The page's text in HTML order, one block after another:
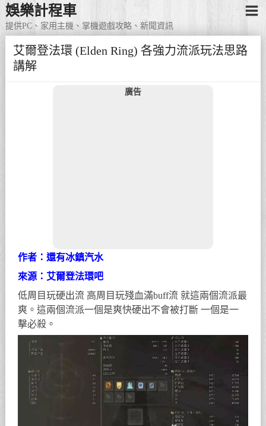
娛樂計程車
提供PC、家用主機、掌機遊戲攻略、新聞資訊
艾爾登法環 (Elden Ring) 各強力流派玩法思路
講解
廣告
作者：還有冰鎮汽水
來源：艾爾登法環吧
低周目玩硬出流 高周目玩殘血滿buff流 就這兩個流派最
爽。這兩個流派一個是爽快硬出不會被打斷 一個是一
擊必殺。